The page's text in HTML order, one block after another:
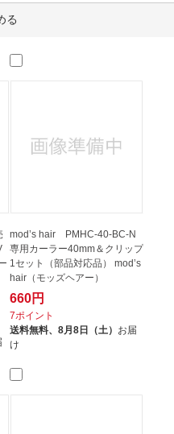
る
mod’s hair PMHC-40-BC-N
専用カーラー40mm＆クリップ
1セット（部品対応品） mod’s
hair（モッズヘアー）
660円
7ポイント
送料無料、 8月8日（土） お届
け